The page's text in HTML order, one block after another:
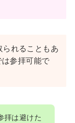
られることもあ
参拝可能で
拝は避けた